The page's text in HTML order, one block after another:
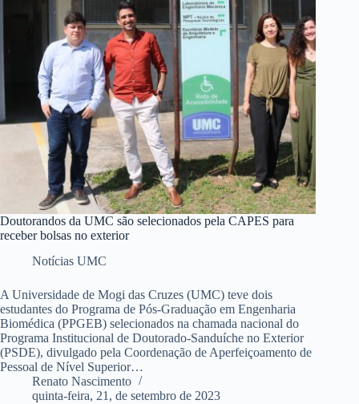
Doutorandos da UMC são selecionados pela CAPES para
receber bolsas no exterior
Notícias UMC
A Universidade de Mogi das Cruzes (UMC) teve dois
estudantes do Programa de Pós-Graduação em Engenharia
Biomédica (PPGEB) selecionados na chamada nacional do
Programa Institucional de Doutorado-Sanduíche no Exterior
(PSDE), divulgado pela Coordenação de Aperfeiçoamento de
Pessoal de Nível Superior…
Renato Nascimento
quinta-feira, 21, de setembro de 2023